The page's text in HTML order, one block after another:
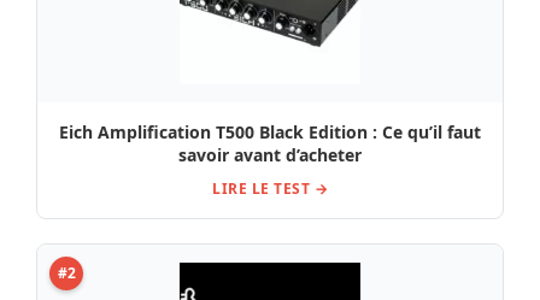
Eich Amplification T500 Black Edition : Ce qu’il faut
savoir avant d’acheter
LIRE LE TEST →
#2